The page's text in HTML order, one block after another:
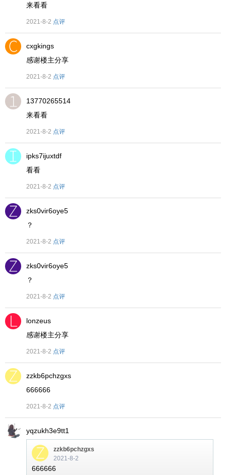
来看看
2021-8-2 点评
cxgkings
感谢楼主分享
2021-8-2 点评
13770265514
来看看
2021-8-2 点评
ipks7ijuxtdf
看看
2021-8-2 点评
zks0vir6oye5
？
2021-8-2 点评
zks0vir6oye5
？
2021-8-2 点评
lonzeus
感谢楼主分享
2021-8-2 点评
zzkb6pchzgxs
666666
2021-8-2 点评
yqzukh3e9tt1
zzkb6pchzgxs
2021-8-2
666666